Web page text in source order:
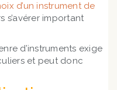
d’un instrument de
s’avérer important
d’instruments exige
et peut donc